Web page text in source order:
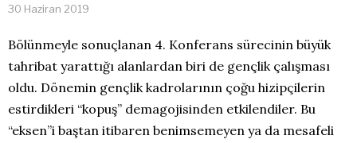
30 Haziran 2019
Bölünmeyle sonuçlanan 4. Konferans sürecinin büyük
tahribat yarattığı alanlardan biri de gençlik çalışması
oldu. Dönemin gençlik kadrolarının çoğu hizipçilerin
estirdikleri “kopuş” demagojisinden etkilendiler. Bu
“eksen”i baştan itibaren benimsemeyen ya da mesafeli